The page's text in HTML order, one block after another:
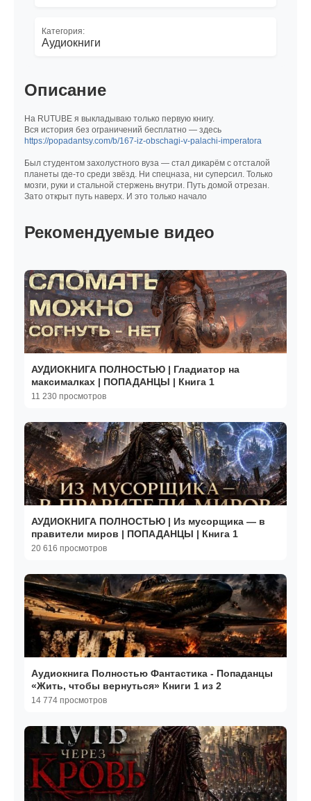
Категория:
Аудиокниги
Описание
На RUTUBE я выкладываю только первую книгу.
Вся история без ограничений бесплатно — здесь
https://popadantsy.com/b/167-iz-obschagi-v-palachi-imperatora
Был студентом захолустного вуза — стал дикарём с отсталой
планеты где-то среди звёзд. Ни спецназа, ни суперсил. Только
мозги, руки и стальной стержень внутри. Путь домой отрезан.
Зато открыт путь наверх. И это только начало
Рекомендуемые видео
АУДИОКНИГА ПОЛНОСТЬЮ | Гладиатор на
максималках | ПОПАДАНЦЫ | Книга 1
11 230 просмотров
АУДИОКНИГА ПОЛНОСТЬЮ | Из мусорщика — в
правители миров | ПОПАДАНЦЫ | Книга 1
20 616 просмотров
Аудиокнига Полностью Фантастика - Попаданцы
«Жить, чтобы вернуться» Книги 1 из 2
14 774 просмотров